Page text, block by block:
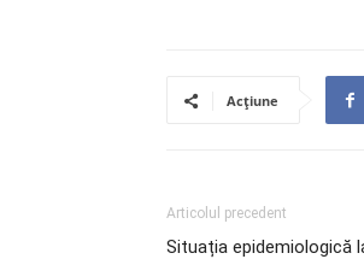
Acțiune
Articolul precedent
Situația epidemiologică